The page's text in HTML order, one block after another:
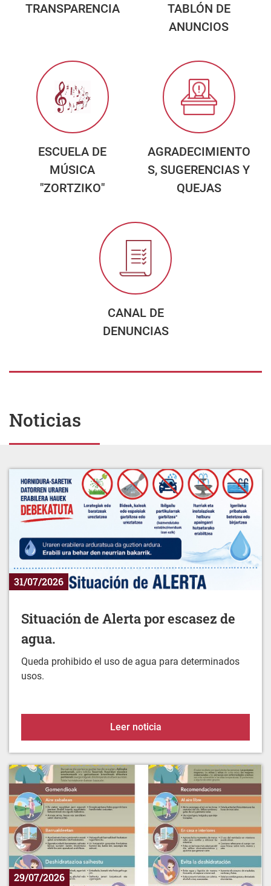
TRANSPARENCIA
TABLÓN DE
ANUNCIOS
ESCUELA DE
MÚSICA
"ZORTZIKO"
AGRADECIMIENTO
S, SUGERENCIAS Y
QUEJAS
CANAL DE
DENUNCIAS
Noticias
31/07/2026
Situación de Alerta por escasez de
agua.
Queda prohibido el uso de agua para determinados
usos.
Leer noticiaSituación de Alerta por
29/07/2026